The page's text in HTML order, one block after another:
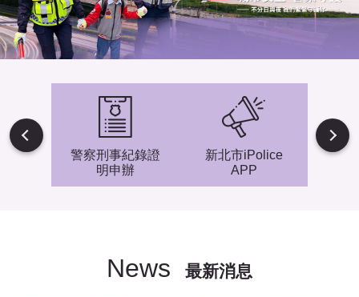
難專
警察刑事紀錄證
明申辦
新北市iPolice
APP
小小
News 最新消息